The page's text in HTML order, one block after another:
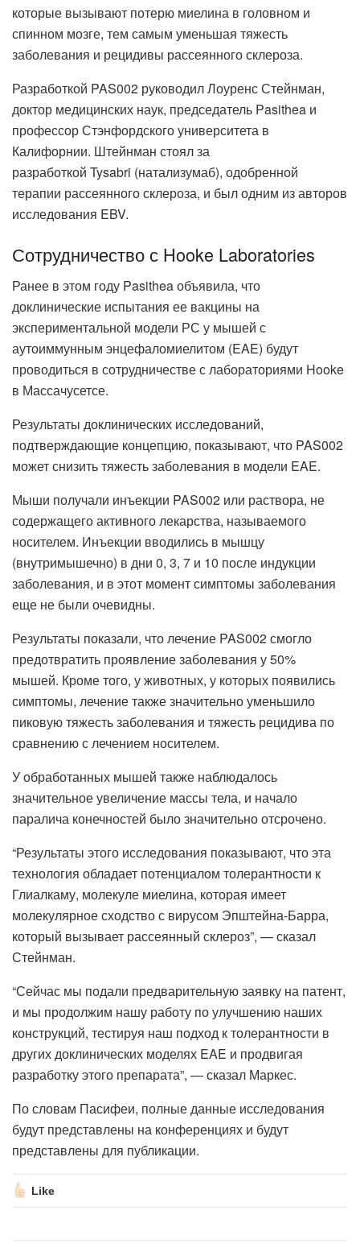
которые вызывают потерю миелина в головном и
спинном мозге, тем самым уменьшая тяжесть
заболевания и рецидивы рассеянного склероза.
Разработкой PAS002 руководил Лоуренс Стейнман,
доктор медицинских наук, председатель Pasithea и
профессор Стэнфордского университета в
Калифорнии. Штейнман стоял за
разработкой Tysabri (натализумаб), одобренной
терапии рассеянного склероза, и был одним из авторов
исследования EBV.
Сотрудничество с Hooke Laboratories
Ранее в этом году Pasithea объявила, что
доклинические испытания ее вакцины на
экспериментальной модели РС у мышей с
аутоиммунным энцефаломиелитом (EAE) будут
проводиться в сотрудничестве с лабораториями Hooke
в Массачусетсе.
Результаты доклинических исследований,
подтверждающие концепцию, показывают, что PAS002
может снизить тяжесть заболевания в модели EAE.
Мыши получали инъекции PAS002 или раствора, не
содержащего активного лекарства, называемого
носителем. Инъекции вводились в мышцу
(внутримышечно) в дни 0, 3, 7 и 10 после индукции
заболевания, и в этот момент симптомы заболевания
еще не были очевидны.
Результаты показали, что лечение PAS002 смогло
предотвратить проявление заболевания у 50%
мышей. Кроме того, у животных, у которых появились
симптомы, лечение также значительно уменьшило
пиковую тяжесть заболевания и тяжесть рецидива по
сравнению с лечением носителем.
У обработанных мышей также наблюдалось
значительное увеличение массы тела, и начало
паралича конечностей было значительно отсрочено.
“Результаты этого исследования показывают, что эта
технология обладает потенциалом толерантности к
Глиалкаму, молекуле миелина, которая имеет
молекулярное сходство с вирусом Эпштейна-Барра,
который вызывает рассеянный склероз”, — сказал
Стейнман.
“Сейчас мы подали предварительную заявку на патент,
и мы продолжим нашу работу по улучшению наших
конструкций, тестируя наш подход к толерантности в
других доклинических моделях EAE и продвигая
разработку этого препарата”, — сказал Маркес.
По словам Пасифеи, полные данные исследования
будут представлены на конференциях и будут
представлены для публикации.
Like